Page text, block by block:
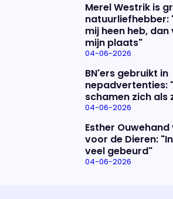
Merel Westrik is
natuurliefhebber:
mij heen heb,
mijn plaats"
04-06-2026
BN'ers gebruikt in
nepadvertenties:
schamen zich als
04-06-2026
Esther
voor de Dieren:
veel gebeurd"
04-06-2026